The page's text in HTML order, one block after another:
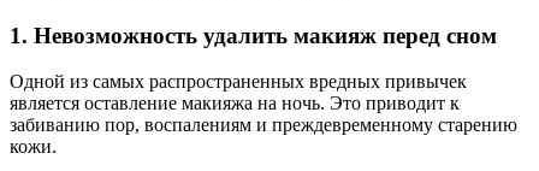
1. Невозможность удалить макияж перед сном
Одной из самых распространенных вредных привычек
является оставление макияжа на ночь. Это приводит к
забиванию пор, воспалениям и преждевременному старению
кожи.